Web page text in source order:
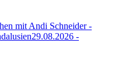
mit Andi Schneider -
29.08.2026 -